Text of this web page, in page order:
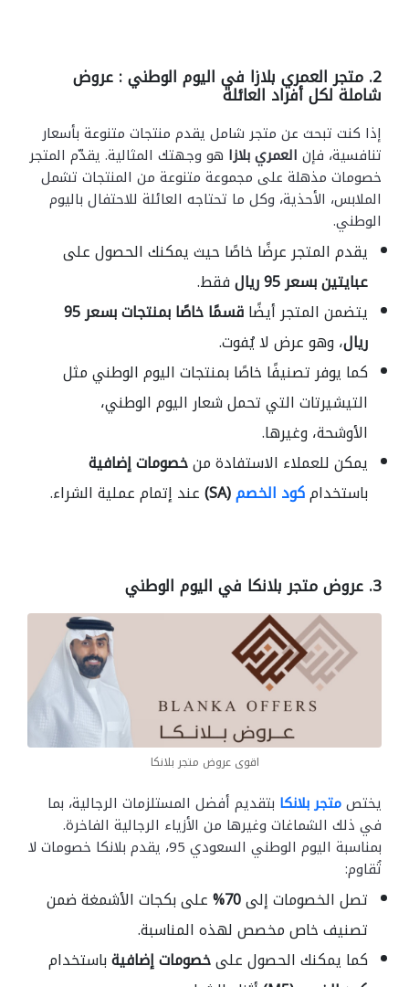
2. متجر العمري بلازا في اليوم الوطني : عروض
شاملة لكل أفراد العائلة
إذا كنت تبحث عن متجر شامل يقدم منتجات متنوعة بأسعار
تنافسية، فإن العمري بلازا هو وجهتك المثالية. يقدّم المتجر
خصومات مذهلة على مجموعة متنوعة من المنتجات تشمل
الملابس، الأحذية، وكل ما تحتاجه العائلة للاحتفال باليوم
الوطني.
يقدم المتجر عرضًا خاصًا حيث يمكنك الحصول على
عبايتين بسعر 95 ريال
فقط.
يتضمن المتجر أيضًا
قسمًا خاصًا بمنتجات بسعر 95
ريال، وهو عرض لا يُفوت.
كما يوفر تصنيفًا خاصًا بمنتجات اليوم الوطني مثل
التيشيرتات التي تحمل شعار اليوم الوطني،
الأوشحة، وغيرها.
يمكن للعملاء الاستفادة منخصومات إضافية
باستخدامكود الخصم(SA) عند إتمام عملية الشراء.
3. عروض متجر بلانكا في اليوم الوطني
اقوى عروض متجر بلانكا
يختصمتجر بلانكا بتقديم أفضل المستلزمات الرجالية، بما
في ذلك الشماغات وغيرها من الأزياء الرجالية الفاخرة.
بمناسبة اليوم الوطني السعودي 95، يقدم بلانكا خصومات لا
تُقاوم:
تصل الخصومات إلى70%
على بكجات الأشمغة ضمن
تصنيف خاص مخصص لهذه المناسبة.
كما يمكنك الحصول علىخصومات إضافيةباستخدام